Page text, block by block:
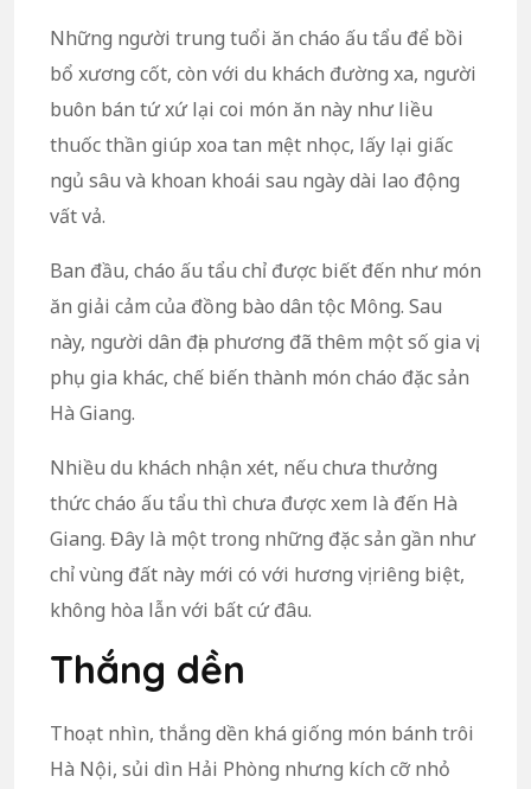
Những người trung tuổi ăn cháo ấu tẩu để bồi
bổ xương cốt, còn với du khách đường xa, người
buôn bán tứ xứ lại coi món ăn này như liều
thuốc thần giúp xoa tan mệt nhọc, lấy lại giấc
ngủ sâu và khoan khoái sau ngày dài lao động
vất vả.
Ban đầu, cháo ấu tẩu chỉ được biết đến như món
ăn giải cảm của đồng bào dân tộc Mông. Sau
này, người dân địa phương đã thêm một số gia vị,
phụ gia khác, chế biến thành món cháo đặc sản
Hà Giang.
Nhiều du khách nhận xét, nếu chưa thưởng
thức cháo ấu tẩu thì chưa được xem là đến Hà
Giang. Đây là một trong những đặc sản gần như
chỉ vùng đất này mới có với hương vị riêng biệt,
không hòa lẫn với bất cứ đâu.
Thắng dền
Thoạt nhìn, thắng dền khá giống món bánh trôi
Hà Nội, sủi dìn Hải Phòng nhưng kích cỡ nhỏ